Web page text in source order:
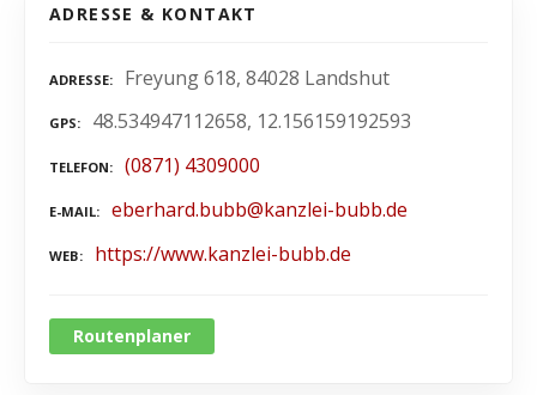
ADRESSE & KONTAKT
ADRESSE Freyung 618, 84028 Landshut
GPS 48.534947112658, 12.156159192593
TELEFON (0871) 4309000
E-MAIL eberhard.bubb@kanzlei-bubb.de
WEB https://www.kanzlei-bubb.de
Routenplaner